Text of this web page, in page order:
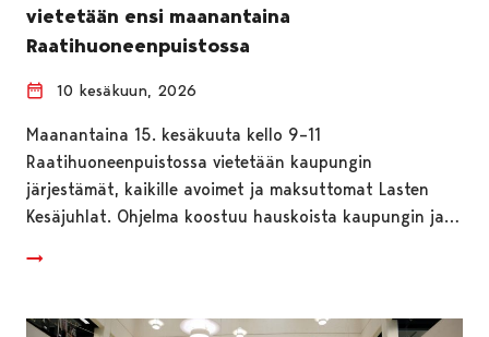
vietetään ensi maanantaina
Raatihuoneenpuistossa
10 kesäkuun, 2026
Maanantaina 15. kesäkuuta kello 9–11
Raatihuoneenpuistossa vietetään kaupungin
järjestämät, kaikille avoimet ja maksuttomat Lasten
Kesäjuhlat. Ohjelma koostuu hauskoista kaupungin ja…